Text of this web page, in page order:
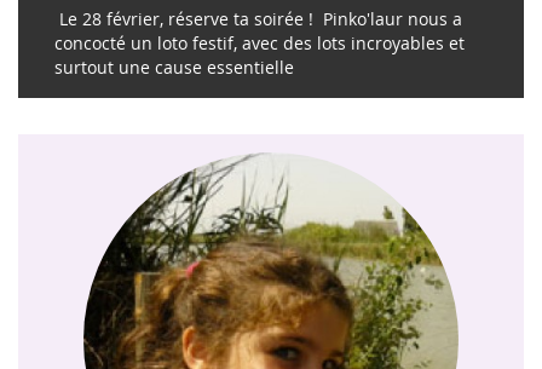
Le 28 février, réserve ta soirée ! Pinko'laur nous a
concocté un loto festif, avec des lots incroyables et
surtout une cause essentielle